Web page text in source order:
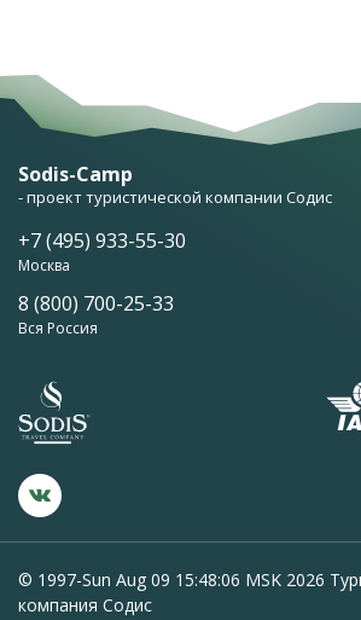
Sodis-Camp
- проект туристической компании Содис
+7 (495) 933-55-30
Москва
8 (800) 700-25-33
Вся Россия
© 1997-Sun Aug 09 15:48:06 MSK 2026
компания Содис